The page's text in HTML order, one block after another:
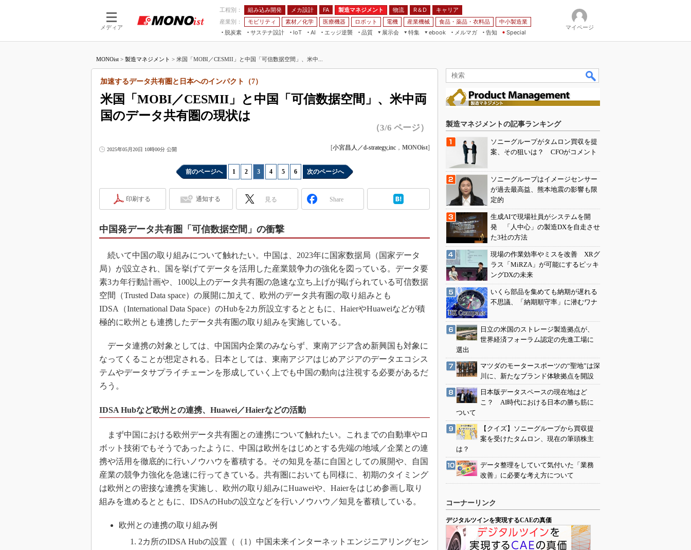
メディア
工程別： 組み込み開発 メカ設計 FA 製造マネジメント 物流 R＆D
キャリア
産業別：
モビリティ 素材／化学 医療機器 ロボット 電機 産業機械 食品・薬品・衣料品
中小製造業
脱炭素
サステナ設計
IoT
つながる工場
つながるサービス
AI
AI×設備保全
エッジ逆襲 品質
展示会
JIMTOF
IIFES
TECHNO-FRONTIER
スマート工場EXPO
日本ものづくりワールド
AUTOMOTIVE WORLD
産業オープンネット展
特集
つながるクルマ
VR／AR
フィールドサービス
Windows Embedded
ISO26262
デジタルツインとCAE
S＆OP
インダストリー4.0
イノベーション
製造業ビッグデータ
植物工場
知財マネジメント
海外生産
制御セキュリティ
ebook
FA
モビリティ
メルマガ
告知 Special
マイページ
MONOist > 製造マネジメント > 米国「MOBI／CESMII」と中国「可信数据空間」、米中...
米国「MOBI／CESMII」と中国「可信数据空間」、米中両
国のデータ共有圏の現状は
加速するデータ共有圏と日本へのインパクト（7）
（3/6 ページ）
2025年05月20日 10時00分 公開 [小宮昌人／d-strategy,inc ， MONOist]
前のページへ 1 2 3 4 5 6 次のページへ
印刷する 通知する 見る Share
中国発データ共有圏「可信数据空間」の衝撃
続いて中国の取り組みについて触れたい。中国は、2023年に国家数据局（国家データ
局）が設立され、国を挙げてデータを活用した産業競争力の強化を図っている。データ要
素3カ年行動計画や、100以上のデータ共有圏の急速な立ち上げが掲げられている可信数据
空間（Trusted Data space）の展開に加えて、欧州のデータ共有圏の取り組みとも
IDSA（International Data Space）のHubを2カ所設立するとともに、HaierやHuaweiなどが積
極的に欧州とも連携したデータ共有圏の取り組みを実施している。
データ連携の対象としては、中国国内企業のみならず、東南アジア含め新興国も対象に
なってくることが想定される。日本としては、東南アジアはじめアジアのデータエコシス
テムやデータサプライチェーンを形成していく上でも中国の動向は注視する必要があるだ
ろう。
IDSA Hubなど欧州との連携、Huawei／Haierなどの活動
まず中国における欧州データ共有圏との連携について触れたい。これまでの自動車やロ
ボット技術でもそうであったように、中国は欧州をはじめとする先端の地域／企業との連
携や活用を徹底的に行いノウハウを蓄積する。その知見を基に自国としての展開や、自国
産業の競争力強化を急速に行ってきている。共有圏においても同様に、初期のタイミング
は欧州との密接な連携を実施し、欧州の取り組みにHuaweiや、Haierをはじめ参画し取り
組みを進めるとともに、IDSAのHubの設立などを行いノウハウ／知見を蓄積している。
欧州との連携の取り組み例
2カ所のIDSA Hubの設置（（1）中国未来インターネットエンジニアリングセン
製造マネジメントの記事ランキング
ソニーグループがタムロン買収を提
案、その狙いは？ CFOがコメント
ソニーグループはイメージセンサー
が過去最高益、熊本地震の影響も限
定的
生成AIで現場社員がシステムを開
発 「人中心」の製造DXを自走させ
た3社の方法
現場の作業効率やミスを改善 XRグ
ラス「MiRZA」が可能にするピッキ
ングDXの未来
いくら部品を集めても納期が遅れる
不思議、「納期順守率」に潜むワナ
日立の米国のストレージ製造拠点が、
世界経済フォーラム認定の先進工場に
選出
マツダのモータースポーツの“聖地”は深
川に、新たなブランド体験拠点を開設
日本版データスペースの現在地はど
こ？ AI時代における日本の勝ち筋に
ついて
【クイズ】ソニーグループから買収提
案を受けたタムロン、現在の筆頭株主
は？
データ整理をしていて気付いた「業務
改善」に必要な考え方について
コーナーリンク
デジタルツインを実現するCAEの真価